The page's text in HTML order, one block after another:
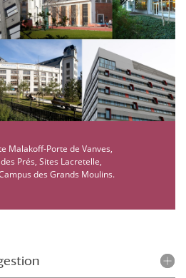
Malakoff-Porte de Vanves,
Prés, Sites Lacretelle,
des Grands Moulins.